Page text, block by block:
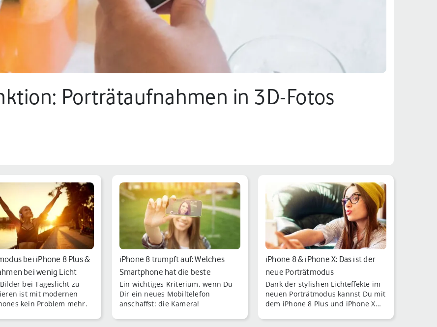
Porträtaufnahmen in 3D-Fotos
bei iPhone 8 Plus &
bei wenig Licht
bei Tageslicht zu
ist mit modernen
kein Problem mehr.
iPhone 8 trumpft auf: Welches
Smartphone hat die beste
Kamera?
Ein wichtiges Kriterium, wenn Du
Dir ein neues Mobiltelefon
anschaffst: die Kamera!
iPhone 8 & iPhone X: Das ist der
neue Porträtmodus
Dank der stylishen Lichteffekte im
neuen Porträtmodus kannst Du mit
dem iPhone 8 Plus und iPhone X